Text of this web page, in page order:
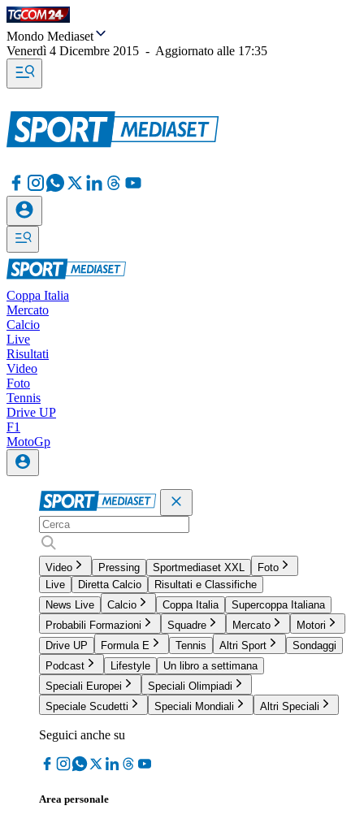
Mondo Mediaset
Venerdì 4 Dicembre 2015 - Aggiornato alle 17:35
Coppa Italia
Mercato
Calcio
Live
Risultati
Video
Foto
Tennis
Drive UP
F1
MotoGp
Video Pressing Sportmediaset XXL
Foto
Live
Diretta Calcio
Risultati e Classifiche
News Live
Calcio Coppa Italia
Supercoppa Italiana
Probabili Formazioni
Squadre Mercato
Motori
Drive UP
Formula E Tennis Altri Sport
Sondaggi
Podcast
Lifestyle
Un libro a settimana
Speciali Europei
Speciali Olimpiadi
Speciale Scudetti
Speciali Mondiali Altri Speciali
Seguici anche su
Area personale